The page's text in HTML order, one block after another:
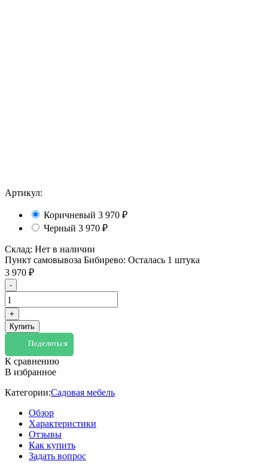
Артикул:
Коричневый 3 970 ₽
Черный 3 970 ₽
Склад: Нет в наличии
Пункт самовывоза Бибирево: Осталась 1 штука
3 970 ₽
-
+
Купить
Поделиться
К сравнению
В избранное
Категории:Садовая мебель
Обзор
Характеристики
Отзывы
Как купить
Задать вопрос